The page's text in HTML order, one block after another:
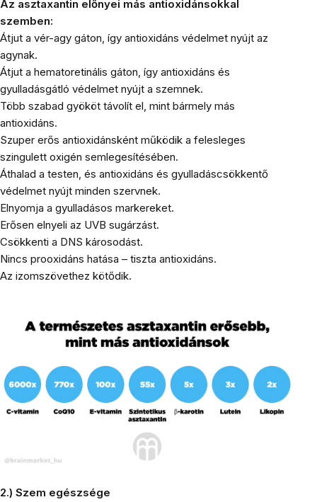
Az asztaxantin előnyei más antioxidánsokkal
szemben:
Átjut a vér-agy gáton, így antioxidáns védelmet nyújt az
agynak.
Átjut a hematoretinális gáton, így antioxidáns és
gyulladásgátló védelmet nyújt a szemnek.
Több szabad gyököt távolít el, mint bármely más
antioxidáns.
Szuper erős antioxidánsként működik a felesleges
szingulett oxigén semlegesítésében.
Áthalad a testen, és antioxidáns és gyulladáscsökkentő
védelmet nyújt minden szervnek.
Elnyomja a gyulladásos markereket.
Erősen elnyeli az UVB sugárzást.
Csökkenti a DNS károsodást.
Nincs prooxidáns hatása – tiszta antioxidáns.
Az izomszövethez kötődik.
2.) Szem egészsége